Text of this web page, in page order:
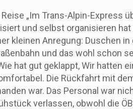
„Im Trans-Alpin-Express
und selbst organisieren
kleinen Anregung: Duschen
und das wohl schon
hat gut geklappt, Wir hatten
Die Rückfahrt mit
war. Das Personal war
verlassen, obwohl die